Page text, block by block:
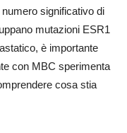
significativo di
mutazioni ESR1
è importante
con MBC sperimenta
cosa stia